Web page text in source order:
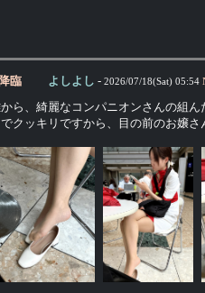
臨 よしよし - 2026/07/18(Sat) 05:54
ら、綺麗なコンパニオンさんの組
クッキリですから、目の前のお嬢